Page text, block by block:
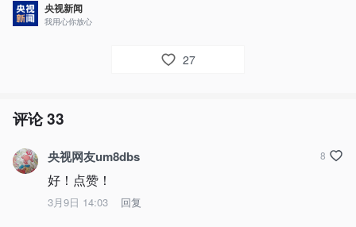
央视新闻
我用心你放心
27
评论33
央视网友um8dbs
好！点赞！
3月9日 14:03 回复
8